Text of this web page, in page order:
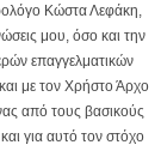
Κώστα Λεφάκη,
μου, όσο και την
επαγγελματικών
με τον Χρήστο Άρχο
από τους βασικούς
για αυτό τον στόχο